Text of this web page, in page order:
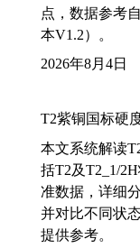
点，数据参考
本V1.2）。
2026年8月4日
T2紫铜国标硬
本文系统解读
括T2及T2_1/
准数据，详细
并对比不同状
提供参考。